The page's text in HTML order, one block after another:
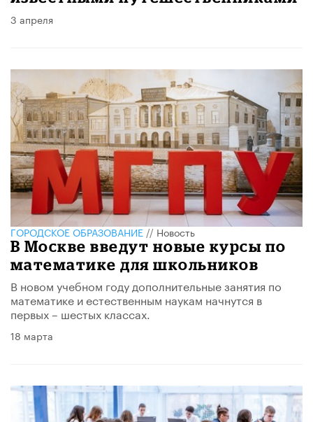
3 апреля
ГОРОДСКОЕ ОБРАЗОВАНИЕ//Новость
В Москве введут новые курсы по
математике для школьников
​В новом учебном году дополнительные занятия по
математике и естественным наукам начнутся в
первых – шестых классах.
18 марта